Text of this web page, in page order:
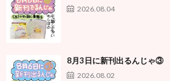
2026.08.04
8月3日に新刊出るんじゃ③
2026.08.02